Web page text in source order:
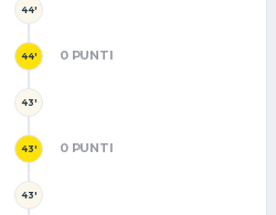
44'
44' 0 PUNTI
43'
43' 0 PUNTI
43'